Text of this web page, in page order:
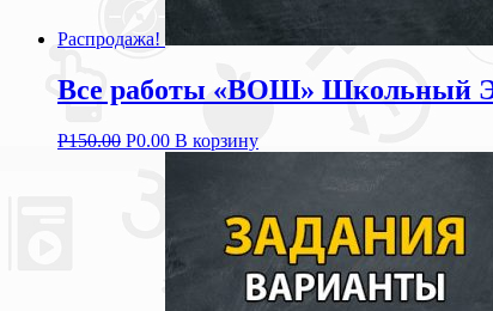
Распродажа!
Все работы «ВОШ» Школьный
Р150.00 Р0.00 В корзину